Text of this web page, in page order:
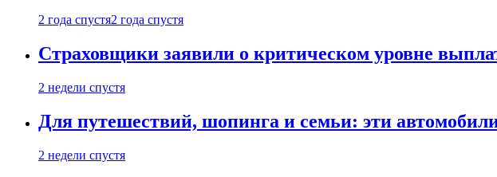
2 года спустя2 года спустя
Страховщики заявили о критическом уровне
2 недели спустя
Для путешествий, шопинга и семьи: эти
2 недели спустя